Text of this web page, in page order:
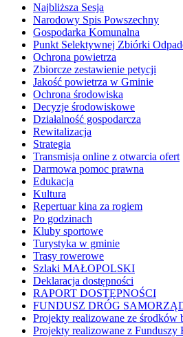
Najbliższa Sesja
Narodowy Spis Powszechny
Gospodarka Komunalna
Punkt Selektywnej Zbiórki
Ochrona powietrza
Zbiorcze zestawienie petycji
Jakość powietrza w Gminie
Ochrona środowiska
Decyzje środowiskowe
Działalność gospodarcza
Rewitalizacja
Strategia
Transmisja online z otwarcia ofert
Darmowa pomoc prawna
Edukacja
Kultura
Repertuar kina za rogiem
Po godzinach
Kluby sportowe
Turystyka w gminie
Trasy rowerowe
Szlaki MAŁOPOLSKI
Deklaracja dostępności
RAPORT DOSTĘPNOŚCI
FUNDUSZ DRÓG
Projekty realizowane ze środków
Projekty realizowane z Funduszy